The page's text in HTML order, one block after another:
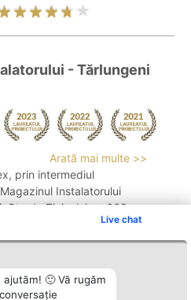
Live chat
🙂 Vă rugăm
- Tărlungeni
Arată mai multe >>
prin intermediul
Instalatorului
Strada Zizinului nr. 669,
notabilă în sectorul
construcțiilor și